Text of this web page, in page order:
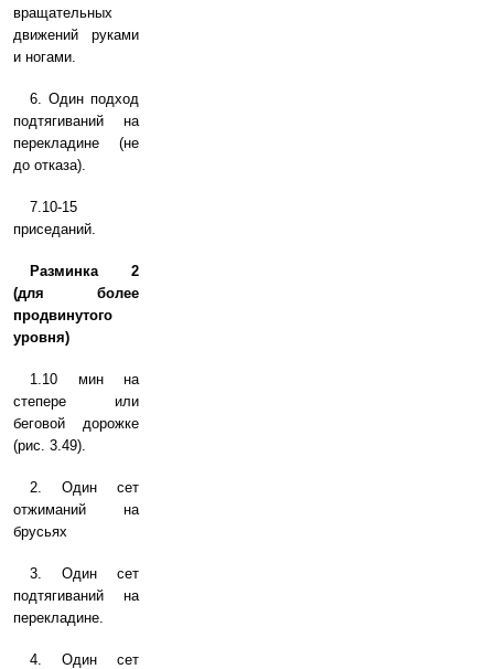
вращательных
движений руками
и ногами.
6. Один подход
подтягиваний на
перекладине (не
до отказа).
7.10-15
приседаний.
Разминка 2
(для более
продвинутого
уровня)
1.10 мин на
степере или
беговой дорожке
(рис. 3.49).
2. Один сет
отжиманий на
брусьях
3. Один сет
подтягиваний на
перекладине.
4. Один сет